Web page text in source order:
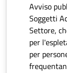
Avviso
Soggetti
Settore,
per
per